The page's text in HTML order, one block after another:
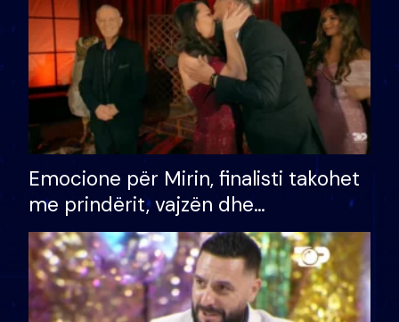
Emocione për Mirin, finalisti takohet
me prindërit, vajzën dhe
bashkëshorten: S’kemi ndonjë letër
divorci apo jo?